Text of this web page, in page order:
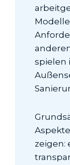
spielen
zeigen: